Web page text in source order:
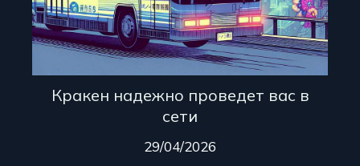
Кракен надежно проведет вас в
сети
29/04/2026